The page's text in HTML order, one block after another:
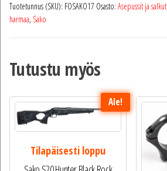
Tuotetunnus (SKU): FOSAKO17 Osasto: Asepussit ja salkut
harmaa, Sako
Tutustu myös
Ale!
Tilapäisesti loppu